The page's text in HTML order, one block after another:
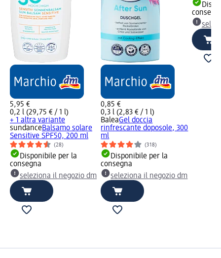
5,95 €
0,2 l (29,75 € / 1 l)
+ 1 altra variante
sundanceBalsamo solare
Sensitive SPF50, 200 ml
(28)
Disponibile per la
consegna
seleziona il negozio dm
0,85 €
0,3 l (2,83 € / 1 l)
BaleaGel doccia
rinfrescante doposole, 300
ml
(318)
Disponibile per la
consegna
seleziona il negozio dm